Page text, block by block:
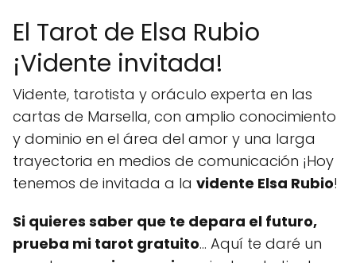
El Tarot de Elsa Rubio
¡Vidente invitada!
Vidente, tarotista y oráculo experta en las
cartas de Marsella, con amplio conocimiento
y dominio en el área del amor y una larga
trayectoria en medios de comunicación ¡Hoy
tenemos de invitada a la vidente Elsa Rubio!
Si quieres saber que te depara el futuro,
prueba mi tarot gratuito... Aquí te daré un